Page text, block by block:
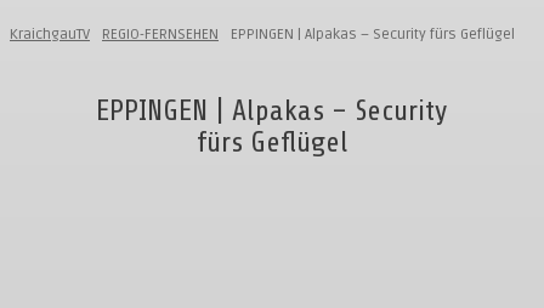
KraichgauTV REGIO-FERNSEHEN EPPINGEN | Alpakas – Security fürs Geflügel
EPPINGEN | Alpakas – Security
fürs Geflügel